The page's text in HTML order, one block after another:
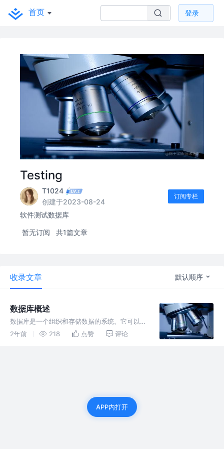
首页 登录
Testing
T1024
创建于2023-08-24
订阅专栏
软件测试数据库
暂无订阅 共1篇文章
收录文章 默认顺序
数据库概述
数据库是一个组织和存储数据的系统。它可以用
来管理大量的数据，并提供数据的存储、访问、
2年前 218 点赞 评论
APP内打开